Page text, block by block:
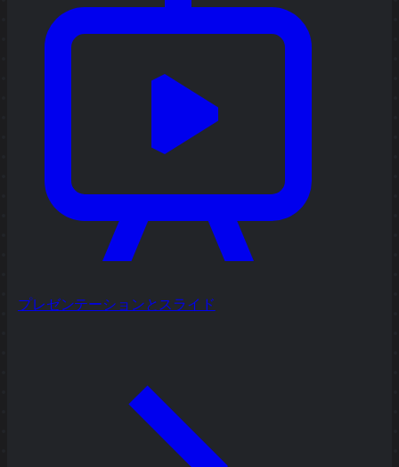
プレゼンテーションとスライド